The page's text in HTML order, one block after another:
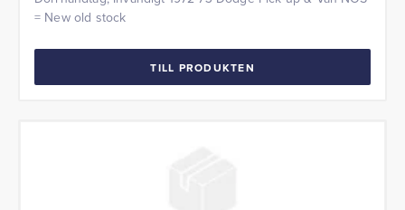
= New old stock
TILL PRODUKTEN